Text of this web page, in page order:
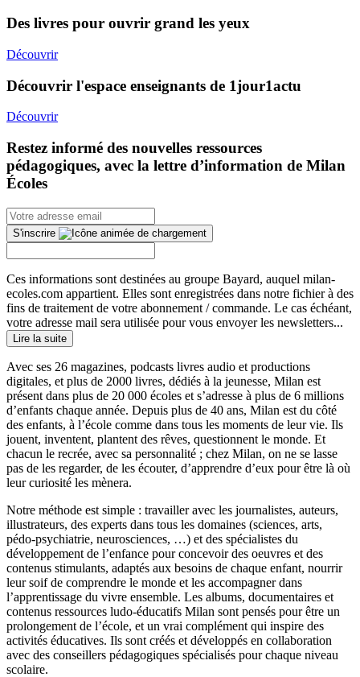
Des livres pour ouvrir grand les yeux
Découvrir
Découvrir l'espace enseignants de 1jour1actu
Découvrir
Restez informé des nouvelles ressources
pédagogiques, avec la lettre d’information de Milan
Écoles
S'inscrire
Ces informations sont destinées au groupe Bayard, auquel milan-
ecoles.com appartient. Elles sont enregistrées dans notre fichier à des
fins de traitement de votre abonnement / commande. Le cas échéant,
votre adresse mail sera utilisée pour vous envoyer les newsletters...
Lire la suite
Avec ses 26 magazines, podcasts livres audio et productions
digitales, et plus de 2000 livres, dédiés à la jeunesse, Milan est
présent dans plus de 20 000 écoles et s’adresse à plus de 6 millions
d’enfants chaque année. Depuis plus de 40 ans, Milan est du côté
des enfants, à l’école comme dans tous les moments de leur vie. Ils
jouent, inventent, plantent des rêves, questionnent le monde. Et
chacun le recrée, avec sa personnalité ; chez Milan, on ne se lasse
pas de les regarder, de les écouter, d’apprendre d’eux pour être là où
leur curiosité les mènera.
Notre méthode est simple : travailler avec les journalistes, auteurs,
illustrateurs, des experts dans tous les domaines (sciences, arts,
pédo-psychiatrie, neurosciences, …) et des spécialistes du
développement de l’enfance pour concevoir des oeuvres et des
contenus stimulants, adaptés aux besoins de chaque enfant, nourrir
leur soif de comprendre le monde et les accompagner dans
l’apprentissage du vivre ensemble. Les albums, documentaires et
contenus ressources ludo-éducatifs Milan sont pensés pour être un
prolongement de l’école, et un vrai complément qui inspire des
activités éducatives. Ils sont créés et développés en collaboration
avec des conseillers pédagogiques spécialisés pour chaque niveau
scolaire.